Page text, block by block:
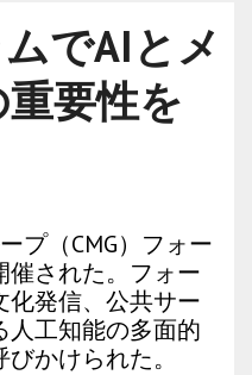
でAIとメ
要性を
プ（CMG）フォー
催された。フォー
化発信、公共サー
人工知能の多面的
かけられた。